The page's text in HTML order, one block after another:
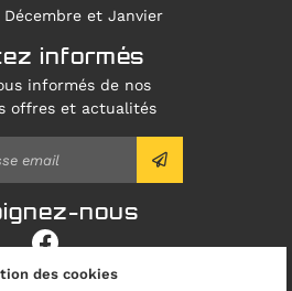
Décembre et Janvier
informés
informés de nos
offres et actualités
nous
des cookies